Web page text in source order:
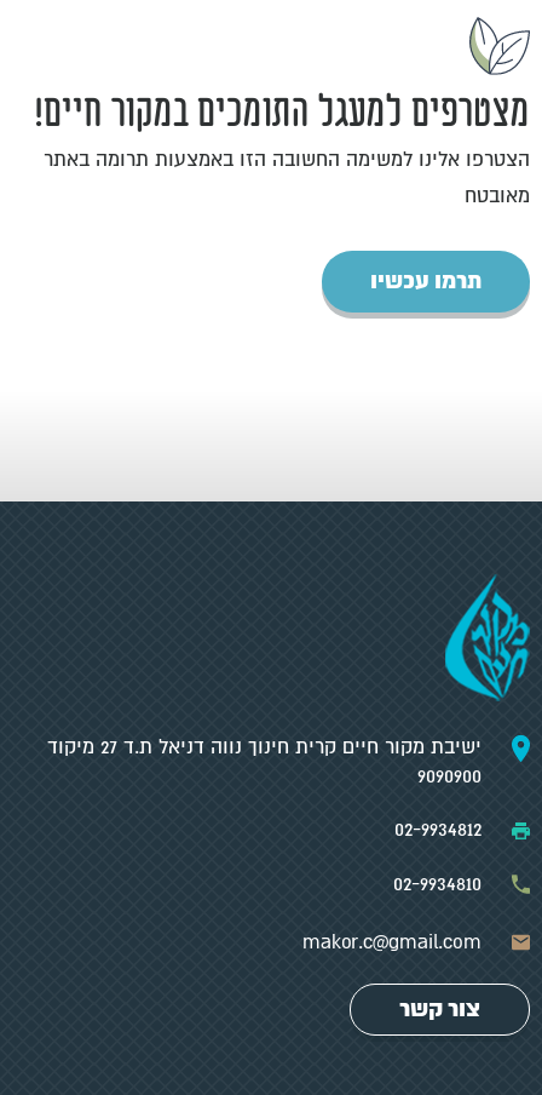
מצטרפים למעגל התומכים במקור חיים!
הצטרפו אלינו למשימה החשובה הזו באמצעות תרומה באתר
מאובטח
תרמו עכשיו
ישיבת מקור חיים קרית חינוך נווה דניאל ת.ד 27 מיקוד
9090900
02-9934812
02-9934810
makor.c@gmail.com
צור קשר